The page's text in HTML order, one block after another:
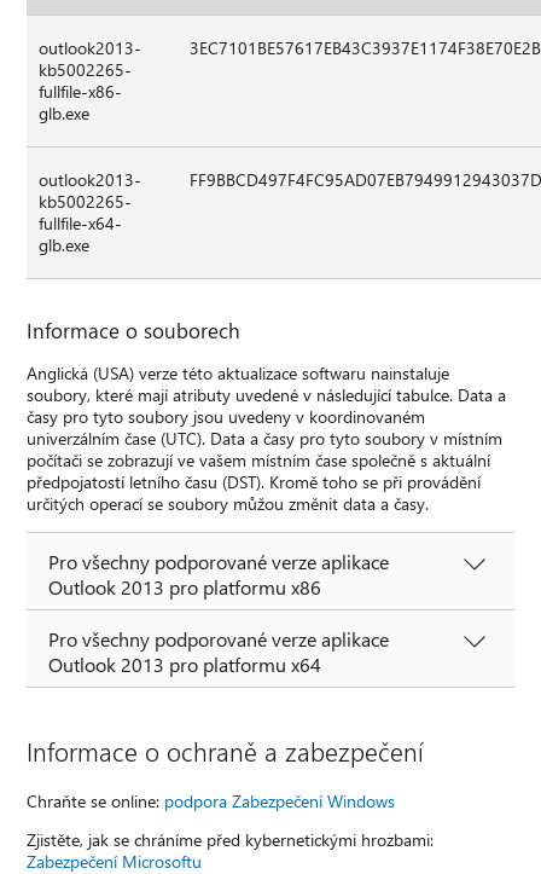
outlook2013-
kb5002265-
fullfile-x86-
glb.exe
outlook2013-
kb5002265-
fullfile-x64-
glb.exe
Informace o souborech
Anglická (USA) verze této aktualizace softwaru nainstaluje
soubory, které mají atributy uvedené v následující tabulce. Data a
časy pro tyto soubory jsou uvedeny v koordinovaném
univerzálním čase (UTC). Data a časy pro tyto soubory v místním
počítači se zobrazují ve vašem místním čase společně s aktuální
předpojatostí letního času (DST). Kromě toho se při provádění
určitých operací se soubory můžou změnit data a časy.
Pro všechny podporované verze aplikace
Outlook 2013 pro platformu x86
Pro všechny podporované verze aplikace
Outlook 2013 pro platformu x64
Informace o ochraně a zabezpečení
Chraňte se online: podpora Zabezpečení Windows
Zjistěte, jak se chráníme před kybernetickými hrozbami:
Zabezpečení Microsoftu